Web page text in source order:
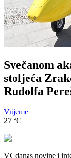
Svečanom
stoljeća
Rudolfa
Vrijeme
27 °C
VGdanas novine i